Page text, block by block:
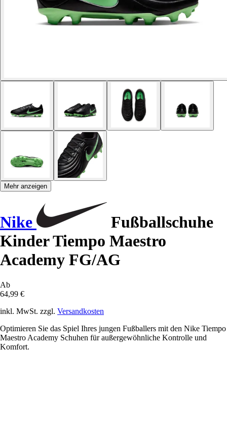
Mehr anzeigen
Nike
Fußballschuhe
Kinder Tiempo Maestro
Academy FG/AG
Ab
64,99 €
inkl. MwSt. zzgl. Versandkosten
Optimieren Sie das Spiel Ihres jungen Fußballers mit den Nike Tiempo
Maestro Academy Schuhen für außergewöhnliche Kontrolle und
Komfort.